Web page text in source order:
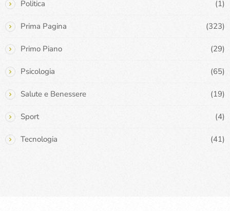
Politica (1)
Prima Pagina (323)
Primo Piano (29)
Psicologia (65)
Salute e Benessere (19)
Sport (4)
Tecnologia (41)